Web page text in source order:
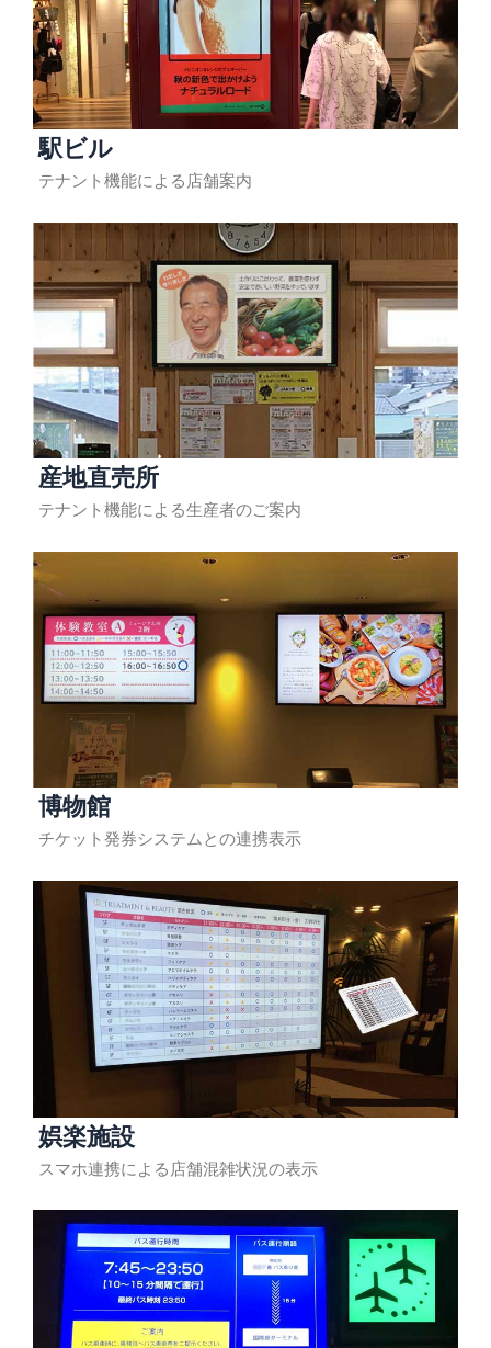
駅ビル
テナント機能による店舗案内
産地直売所
テナント機能による生産者のご案内
博物館
チケット発券システムとの連携表示
娯楽施設
スマホ連携による店舗混雑状況の表示